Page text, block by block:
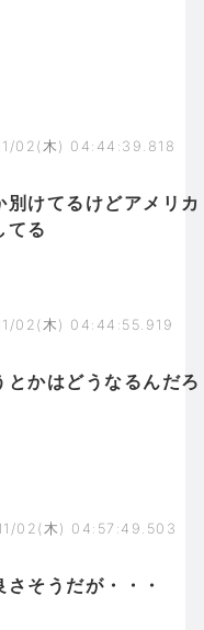
02(木) 04:44:39.818
けてるけどアメリカ
てる
02(木) 04:44:55.919
かはどうなるんだろ
02(木) 04:57:49.503
そうだが・・・